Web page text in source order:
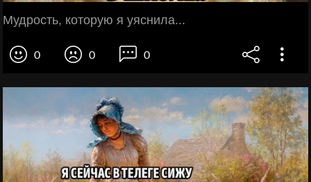
Мудрость, которую я уяснила...
0 0 0